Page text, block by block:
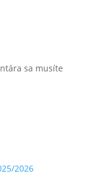
sa musíte
2026